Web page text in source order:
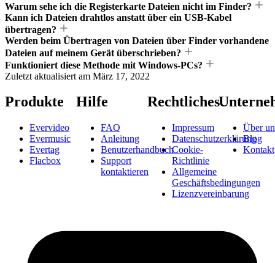
Warum sehe ich die Registerkarte Dateien nicht im Finder?
Kann ich Dateien drahtlos anstatt über ein USB-Kabel
übertragen?
Werden beim Übertragen von Dateien über Finder vorhandene
Dateien auf meinem Gerät überschrieben?
Funktioniert diese Methode mit Windows-PCs?
Zuletzt aktualisiert am März 17, 2022
Produkte
Evervideo
Evermusic
Evertag
Flacbox
Hilfe
FAQ
Anleitung
Benutzerhandbuch
Support
kontaktieren
Rechtliches
Impressum
Datenschutzerklärung
Cookie-
Richtlinie
Allgemeine
Geschäftsbedingungen
Lizenzvereinbarung
Über
Blog
Kontakt